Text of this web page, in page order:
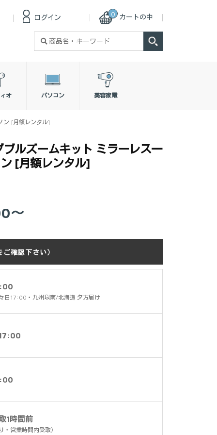
カートの中
0
ログイン
オ パソコン 美容家電
ン [月額レンタル]
ブルズームキット ミラーレス一
[月額レンタル]
～
ご確認下さい）
日17:00・九州以南/北海道 夕方届け
1時間前
・営業時間内受取）